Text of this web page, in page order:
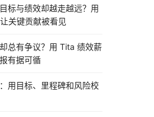
标与绩效却越走越远？用
关键贡献被看见
总有争议？用 Tita 绩效薪
有据可循
用目标、里程碑和风险校